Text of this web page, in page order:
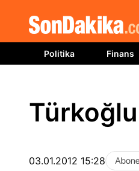
Politika Finans
03.01.2012 15:28